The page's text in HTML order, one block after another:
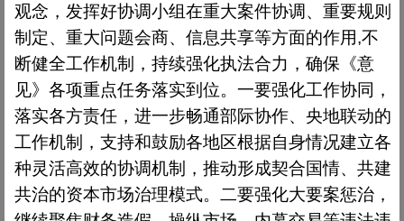
观念，发挥好协调小组在重大案件协调、重要规则
制定、重大问题会商、信息共享等方面的作用,不
断健全工作机制，持续强化执法合力，确保《意
见》各项重点任务落实到位。一要强化工作协同，
落实各方责任，进一步畅通部际协作、央地联动的
工作机制，支持和鼓励各地区根据自身情况建立各
种灵活高效的协调机制，推动形成契合国情、共建
共治的资本市场治理模式。二要强化大要案惩治，